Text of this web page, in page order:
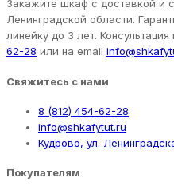
Закажите шкаф с доставкой и
Ленинградской области.
линейку до 3 лет.
62-28 или на email
Свяжитесь с нами
8 (812) 454-62-28
info@shkafytut.ru
Кудрово, ул.
Покупателям